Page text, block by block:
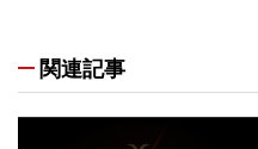
関連記事